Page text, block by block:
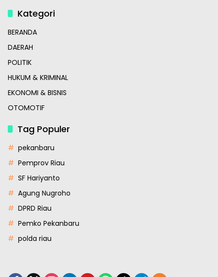
Kategori
BERANDA
DAERAH
POLITIK
HUKUM & KRIMINAL
EKONOMI & BISNIS
OTOMOTIF
Tag Populer
pekanbaru
Pemprov Riau
SF Hariyanto
Agung Nugroho
DPRD Riau
Pemko Pekanbaru
polda riau